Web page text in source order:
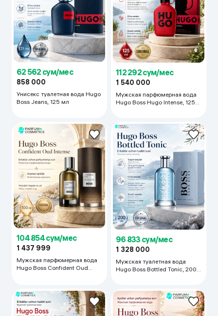
62 562 сум/мес
858 000
Унисекс туалетная вода Hugo
Boss Jeans, 125 мл
112 292 сум/мес
1 540 000
Мужская парфюмерная вода
Hugo Boss Hugo Intense, 125
104 854 сум/мес
1 437 999
Мужская парфюмерная вода
Hugo Boss Confident Oud
96 833 сум/мес
1 328 000
Мужская туалетная вода
Hugo Boss Bottled Tonic, 200